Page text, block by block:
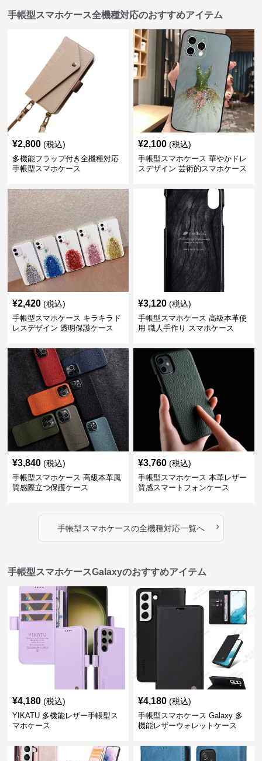
手帳型スマホケース全機種対応のおすすめアイテム
¥2,800 (税込)
多機能フラップ付き全機種対応
手帳型スマホケース
¥2,100 (税込)
手帳型スマホケース 華やかドレ
スデザイン 芸術的スマホケース
¥2,420 (税込)
手帳型スマホケース キラキラド
レスデザイン 透明保護ケース
¥3,120 (税込)
手帳型スマホケース 高級本革使
用 職人手作り スマホケース
¥3,840 (税込)
手帳型スマホケース 高級本革風
質感際立つ保護ケース
¥3,760 (税込)
手帳型スマホケース 本革レザー
質感スマートフォンケース
手帳型スマホケースの全機種対応一覧へ ›
手帳型スマホケースGalaxyのおすすめアイテム
¥4,180 (税込)
YIKATU 多機能レザー手帳型ス
マホケース
¥4,180 (税込)
手帳型スマホケース Galaxy 多
機能レザーウォレットケース